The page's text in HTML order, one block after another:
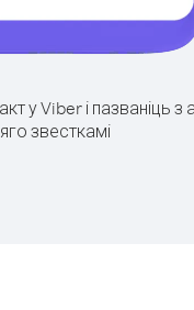
у Viber і пазваніць з
яго звесткамі